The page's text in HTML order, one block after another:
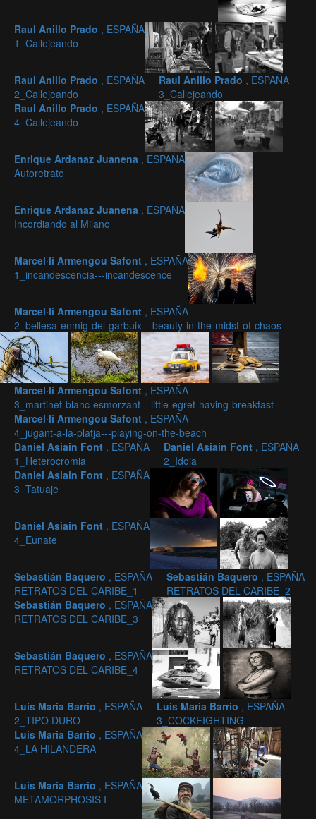
Raul Anillo Prado , ESPAÑA
1_Callejeando
Raul Anillo Prado , ESPAÑA
2_Callejeando
Raul Anillo Prado , ESPAÑA
3_Callejeando
Raul Anillo Prado , ESPAÑA
4_Callejeando
Enrique Ardanaz Juanena , ESPAÑA
Autoretrato
Enrique Ardanaz Juanena , ESPAÑA
Incordiando al Milano
Marcel·lí Armengou Safont , ESPAÑA
1_incandescencia---incandescence
Marcel·lí Armengou Safont , ESPAÑA
2_bellesa-enmig-del-garbuix---beauty-in-the-midst-of-chaos
Marcel·lí Armengou Safont , ESPAÑA
3_martinet-blanc-esmorzant---little-egret-having-breakfast---
Marcel·lí Armengou Safont , ESPAÑA
4_jugant-a-la-platja---playing-on-the-beach
Daniel Asiain Font , ESPAÑA
1_Heterocromia
Daniel Asiain Font , ESPAÑA
2_Idoia
Daniel Asiain Font , ESPAÑA
3_Tatuaje
Daniel Asiain Font , ESPAÑA
4_Eunate
Sebastián Baquero , ESPAÑA
RETRATOS DEL CARIBE_1
Sebastián Baquero , ESPAÑA
RETRATOS DEL CARIBE_2
Sebastián Baquero , ESPAÑA
RETRATOS DEL CARIBE_3
Sebastián Baquero , ESPAÑA
RETRATOS DEL CARIBE_4
Luis Maria Barrio , ESPAÑA
2_TIPO DURO
Luis Maria Barrio , ESPAÑA
3_COCKFIGHTING
Luis Maria Barrio , ESPAÑA
4_LA HILANDERA
Luis Maria Barrio , ESPAÑA
METAMORPHOSIS I